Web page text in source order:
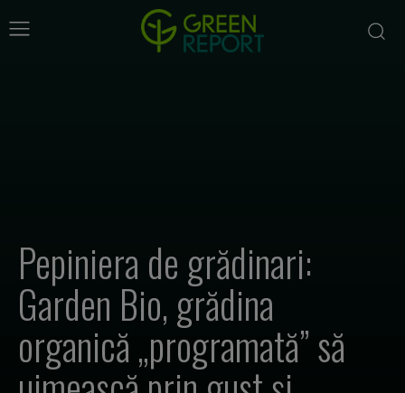
Pepiniera de grădinari:
Garden Bio, grădina
organică „programată” să